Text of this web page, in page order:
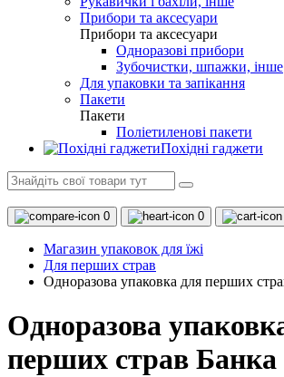
Прибори та аксесуари
Прибори та аксесуари
Одноразові прибори
Зубочистки, шпажки, інше
Для упаковки та запікання
Пакети
Пакети
Поліетиленові пакети
Похідні гаджети
0 0
Магазин упаковок для їжі
Для перших страв
Одноразова упаковка для перших
Одноразова
перших страв